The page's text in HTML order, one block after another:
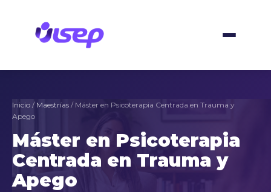
contenido
Inicio / Maestrías / Máster en Psicoterapia Centrada en Trauma y
Apego
Máster en Psicoterapia
Centrada en Trauma y
Apego